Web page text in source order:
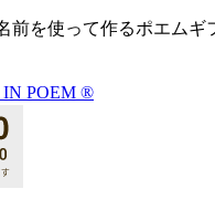
を使って作るポエムギ